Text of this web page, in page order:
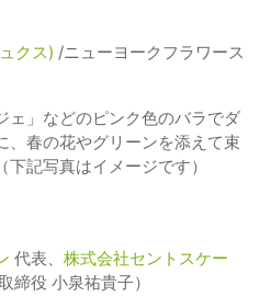
クス) /ニューヨークフラワース
ェ」などのピンク色のバラでダ
、春の花やグリーンを添えて束
記写真はイメージです）
代表、 株式会社セントスケー
締役 小泉祐貴子）